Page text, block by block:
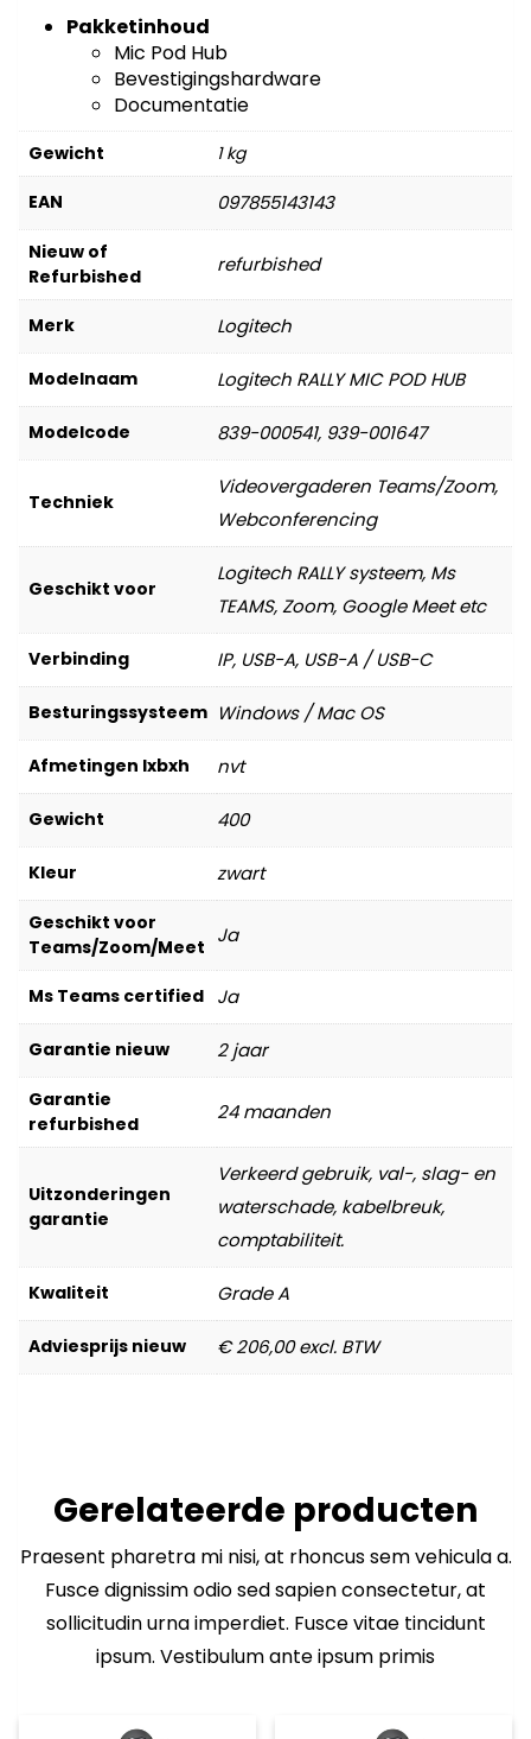
Pakketinhoud
Mic Pod Hub
Bevestigingshardware
Documentatie
Gewicht 1 kg
EAN 097855143143
Nieuw of
Refurbished
refurbished
Merk Logitech
Modelnaam Logitech RALLY MIC POD HUB
Modelcode 839-000541, 939-001647
Techniek
Videovergaderen Teams/Zoom,
Webconferencing
Geschikt voor
Logitech RALLY systeem, Ms
TEAMS, Zoom, Google Meet etc
Verbinding IP, USB-A, USB-A / USB-C
Besturingssysteem Windows / Mac OS
Afmetingen lxbxh nvt
Gewicht 400
Kleur zwart
Geschikt voor
Teams/Zoom/Meet Ja
Ms Teams certified Ja
Garantie nieuw 2 jaar
Garantie
refurbished
24 maanden
Uitzonderingen
garantie
Verkeerd gebruik, val-, slag- en
waterschade, kabelbreuk,
comptabiliteit.
Kwaliteit Grade A
Adviesprijs nieuw € 206,00 excl. BTW
Gerelateerde producten
Praesent pharetra mi nisi, at rhoncus sem vehicula a.
Fusce dignissim odio sed sapien consectetur, at
sollicitudin urna imperdiet. Fusce vitae tincidunt
ipsum. Vestibulum ante ipsum primis